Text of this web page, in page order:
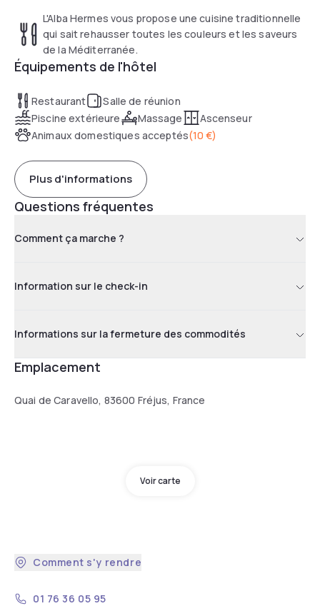
L'Alba Hermes vous propose une cuisine traditionnelle
qui sait rehausser toutes les couleurs et les saveurs
de la Méditerranée.
Équipements de l'hôtel
Restaurant
Salle de réunion
Piscine extérieure
Massage
Ascenseur
Animaux domestiques acceptés(10 €)
Plus d'informations
Questions fréquentes
Comment ça marche ?
Information sur le check-in
Informations sur la fermeture des commodités
Emplacement
Quai de Caravello, 83600 Fréjus, France
Voir carte
Comment s'y rendre
01 76 36 05 95